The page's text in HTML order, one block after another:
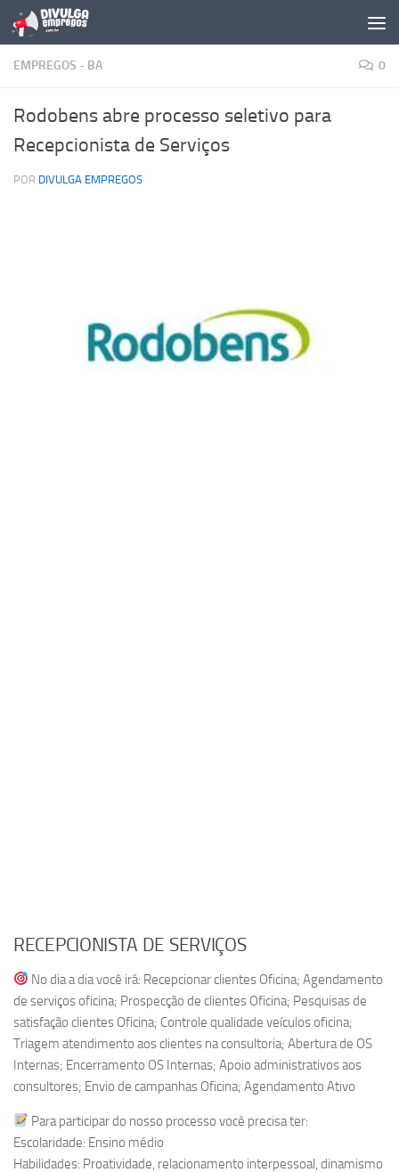
Skip to content
EMPREGOS - BA 0
Rodobens abre processo seletivo para
Recepcionista de Serviços
POR DIVULGA EMPREGOS
RECEPCIONISTA DE SERVIÇOS
No dia a dia você irá: Recepcionar clientes Oficina; Agendamento
de serviços oficina; Prospecção de clientes Oficina; Pesquisas de
satisfação clientes Oficina; Controle qualidade veículos oficina;
Triagem atendimento aos clientes na consultoria; Abertura de OS
Internas; Encerramento OS Internas; Apoio administrativos aos
consultores; Envio de campanhas Oficina; Agendamento Ativo
Para participar do nosso processo você precisa ter:
Escolaridade: Ensino médio
Habilidades: Proatividade, relacionamento interpessoal, dinamismo